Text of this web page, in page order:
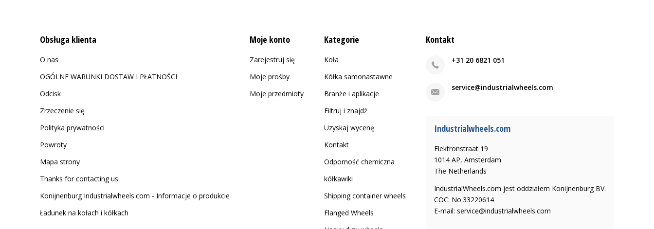
Obsługa klienta
O nas
OGÓLNE WARUNKI DOSTAW I PŁATNOŚCI
Odcisk
Zrzeczenie się
Polityka prywatności
Powroty
Mapa strony
Thanks for contacting us
Konijnenburg Industrialwheels.com - Informacje o produkcie
Ładunek na kołach i kółkach
Moje konto
Zarejestruj się
Moje prośby
Moje przedmioty
Kategorie
Koła
Kółka samonastawne
Branże i aplikacje
Filtruj i znajdź
Uzyskaj wycenę
Kontakt
Odporność chemiczna
kółkawiki
Shipping container wheels
Flanged Wheels
Kontakt
+31 20 6821 051
service@industrialwheels.com
Industrialwheels.com
Elektronstraat 19
1014 AP, Amsterdam
The Netherlands
IndustrialWheels.com jest oddziałem Konijnenburg BV.
COC: No.33220614
E-mail: service@industrialwheels.com